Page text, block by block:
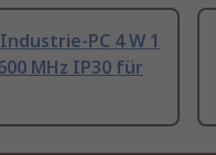
PC 4 W 1
MHz IP30 für